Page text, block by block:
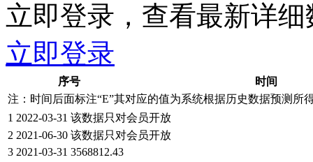
立即登录，查看最新详细
立即登录
序号
时间
注：时间后面标注“E”其对应的值为系统根据历史数据预测所
1 2022-03-31 该数据只对会员开放
2 2021-06-30 该数据只对会员开放
3 2021-03-31 3568812.43